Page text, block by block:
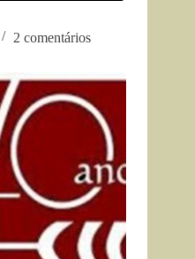
2 comentários